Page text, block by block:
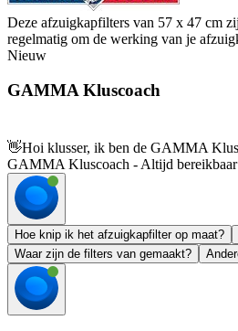
Deze afzuigkapfilters van 57 x 47 cm
regelmatig om de werking van je
Nieuw
GAMMA Kluscoach
👋Hoi klusser, ik ben de GAMMA
GAMMA Kluscoach - Altijd bereikbaar
Hoe knip ik het afzuigkapfilter op maat?
Waar zijn de filters van gemaakt?